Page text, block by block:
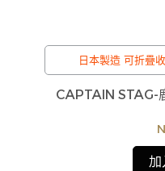
CAPTAIN STAG-
加